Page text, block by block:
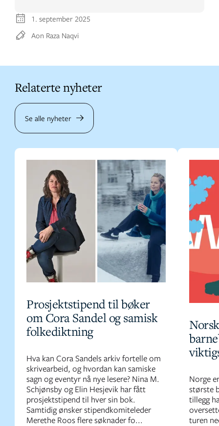
1. september 2025
Aon Raza Naqvi
Relaterte nyheter
Se alle nyheter
Prosjektstipend til bøker
om Cora Sandel og samisk
folkediktning
Hva kan Cora Sandels arkiv fortelle om
skrivearbeid, og hvordan kan samiske
sagn og eventyr nå nye lesere? Nina M.
Schjønsby og Elin Hesjevik har fått
prosjektstipend til hver sin bok.
Samtidig ønsker stipendkomiteleder
Merethe Roos flere søknader fo...
Norge
største
tillegg
turen